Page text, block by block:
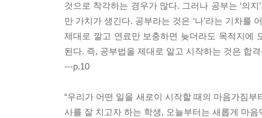
것으로 착각하는 경우가 많다. 그러나 공부는 ‘의지
만 가치가 생긴다. 공부라는 것은 ‘나’라는 기차를
제대로 깔고 연료만 보충하면 늦더라도 목적지에
된다. 즉, 공부법을 제대로 알고 시작하는 것은 합
---p.10
“우리가 어떤 일을 새로이 시작할 때의 마음가짐
사를 잘 치고자 하는 학생, 오늘부터는 새롭게 마